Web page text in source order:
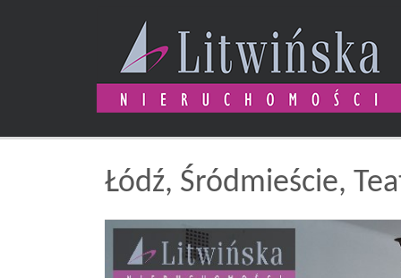
Łódź, Śródmieście,